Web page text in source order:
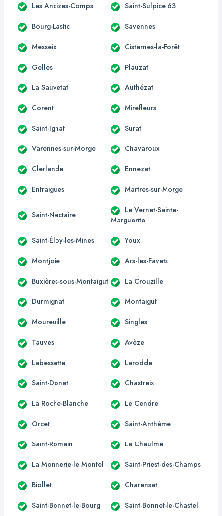
Les Ancizes-Comps Saint-Sulpice 63
Bourg-Lastic Savennes
Messeix Cisternes-la-Forêt
Gelles Plauzat
La Sauvetat Authézat
Corent Mirefleurs
Saint-Ignat Surat
Varennes-sur-Morge Chavaroux
Clerlande Ennezat
Entraigues Martres-sur-Morge
Saint-Nectaire
Le Vernet-Sainte-
Marguerite
Saint-Éloy-les-Mines Youx
Montjoie Ars-les-Favets
Buxières-sous-Montaigut La Crouzille
Durmignat Montaigut
Moureuille Singles
Tauves Avèze
Labessette Larodde
Saint-Donat Chastreix
La Roche-Blanche Le Cendre
Orcet Saint-Anthème
Saint-Romain La Chaulme
La Monnerie-le Montel Saint-Priest-des-Champs
Biollet Charensat
Saint-Bonnet-le-Bourg Saint-Bonnet-le-Chastel